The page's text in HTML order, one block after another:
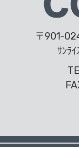
〒901-
ｻﾝﾗ